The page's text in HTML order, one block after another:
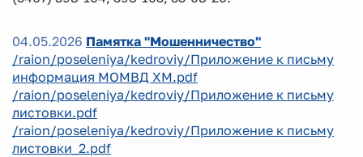
04.05.2026 Памятка "Мошенничество"
/raion/poseleniya/kedroviy/Приложение к письму
информация МОМВД ХМ.pdf
/raion/poseleniya/kedroviy/Приложение к письму
листовки.pdf
/raion/poseleniya/kedroviy/Приложение к письму
листовки_2.pdf